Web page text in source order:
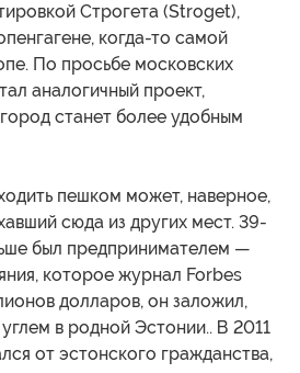
Строгета (Stroget),
когда-то самой
По просьбе московских
аналогичный проект,
станет более удобным
пешком может, наверное,
сюда из других мест. 39-
был предпринимателем —
которое журнал Forbes
долларов, он заложил,
в родной Эстонии.. В 2011
от эстонского гражданства,